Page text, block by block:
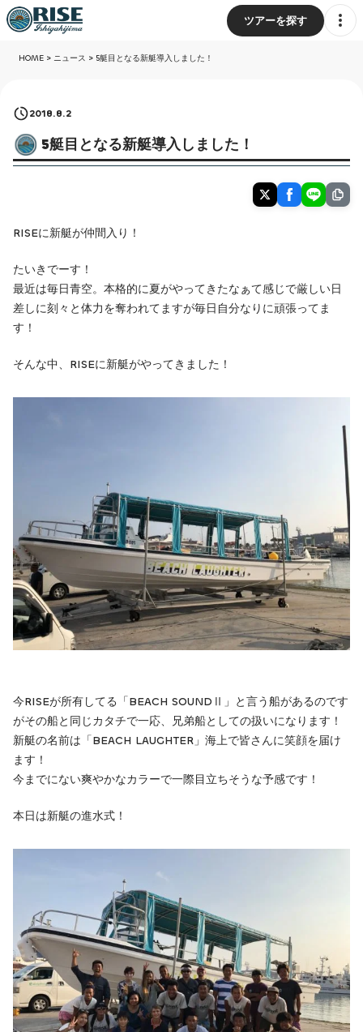
ツアーを探す
HOME> ニュース > 5艇目となる新艇導入しました！
2018.8.2
5艇目となる新艇導入しました！
RISEに新艇が仲間入り！
たいきでーす！
最近は毎日青空。本格的に夏がやってきたなぁて感じで厳しい日
差しに刻々と体力を奪われてますが毎日自分なりに頑張ってま
す！
そんな中、RISEに新艇がやってきました！
今RISEが所有してる「BEACH SOUNDⅡ」と言う船があるのです
がその船と同じカタチで一応、兄弟船としての扱いになります！
新艇の名前は「BEACH LAUGHTER」海上で皆さんに笑顔を届け
ます！
今までにない爽やかなカラーで一際目立ちそうな予感です！
本日は新艇の進水式！